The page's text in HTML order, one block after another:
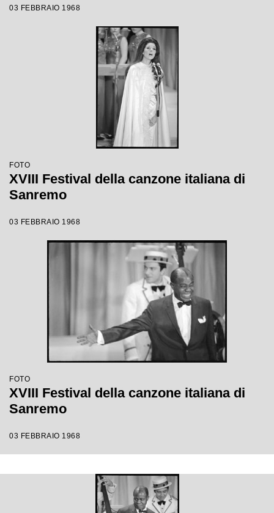
03 FEBBRAIO 1968
FOTO
XVIII Festival della canzone italiana di
Sanremo
03 FEBBRAIO 1968
FOTO
XVIII Festival della canzone italiana di
Sanremo
03 FEBBRAIO 1968